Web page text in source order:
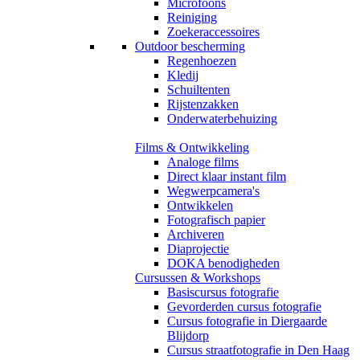
Microfoons
Reiniging
Zoekeraccessoires
Outdoor bescherming
Regenhoezen
Kledij
Schuiltenten
Rijstenzakken
Onderwaterbehuizing
Films & Ontwikkeling
Analoge films
Direct klaar instant film
Wegwerpcamera's
Ontwikkelen
Fotografisch papier
Archiveren
Diaprojectie
DOKA benodigheden
Cursussen & Workshops
Basiscursus fotografie
Gevorderden cursus fotografie
Cursus fotografie in Diergaarde
Blijdorp
Cursus straatfotografie in Den Haag